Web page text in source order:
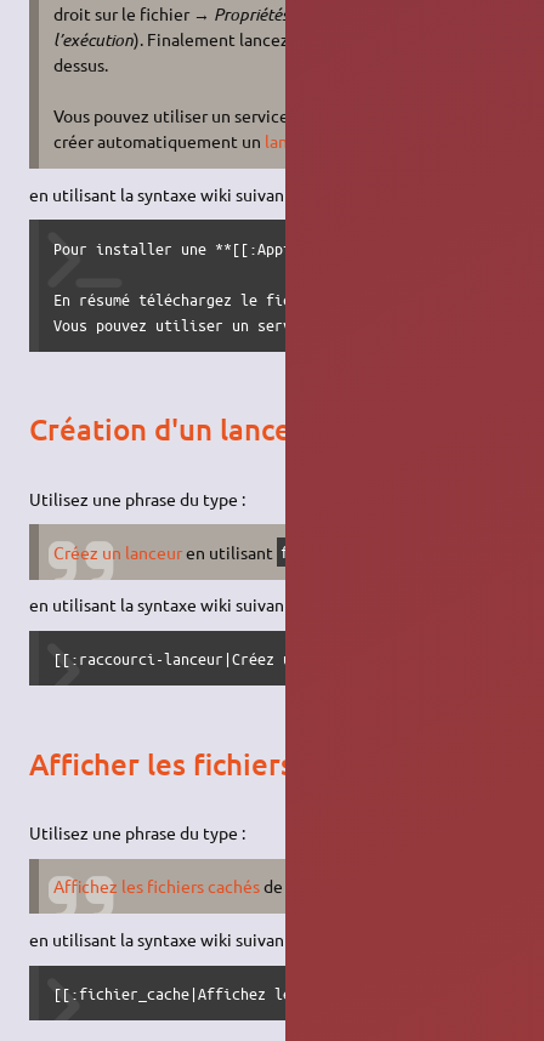
droit sur le fichier → Propriétés
l’exécution). Finalement lancez-le en double-cliquant
dessus.
Vous pouvez utiliser un service tel que
créer automatiquement un lanceur
en utilisant la syntaxe wiki suivante :
Pour installer une **[[:Appimage]]** référez-vous avant
En résumé téléchargez le fichier ''[[https://
Vous pouvez utiliser un service tel que
Création d'un lanceur
Utilisez une phrase du type :
Créez un lanceuren utilisant foo
en utilisant la syntaxe wiki suivante :
[[:raccourci-lanceur|Créez un lanceur]] en utilisant ''foo''
Afficher les fichiers cachés
Utilisez une phrase du type :
Affichez les fichiers cachésde votre
en utilisant la syntaxe wiki suivante :
[[:fichier_cache|Affichez les fichiers cachés]] de votre